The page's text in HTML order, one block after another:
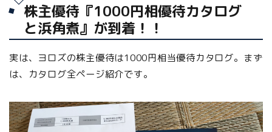
株主優待『1000円相優待カタログ
と浜角煮』が到着！！
実は、ヨロズの株主優待は1000円相当優待カタログ。まず
は、カタログ全ページ紹介です。